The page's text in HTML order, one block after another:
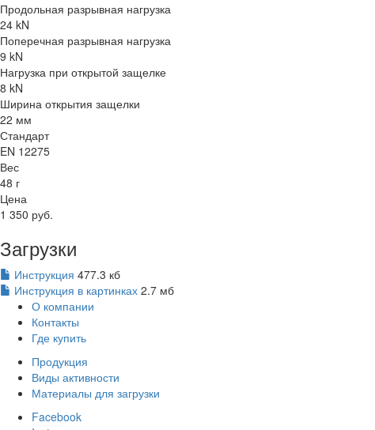
Продольная разрывная нагрузка
24 kN
Поперечная разрывная нагрузка
9 kN
Нагрузка при открытой защелке
8 kN
Ширина открытия защелки
22 мм
Стандарт
EN 12275
Вес
48 г
Цена
1 350 руб.
Загрузки
Инструкция 477.3 кб
Инструкция в картинках 2.7 мб
О компании
Контакты
Где купить
Продукция
Виды активности
Материалы для загрузки
Facebook